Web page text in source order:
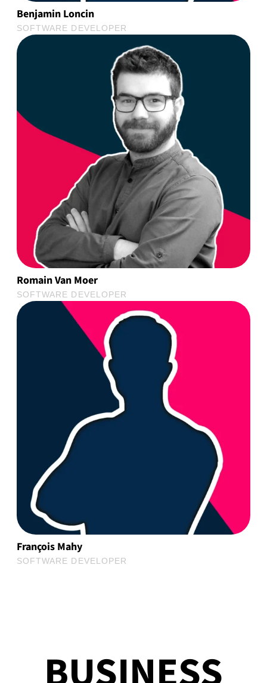
Benjamin Loncin
SOFTWARE DEVELOPER
Romain Van Moer
SOFTWARE DEVELOPER
François Mahy
SOFTWARE DEVELOPER